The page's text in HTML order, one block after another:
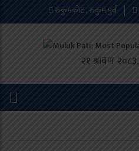
रुकुमकोट , रुकुम पुर्व